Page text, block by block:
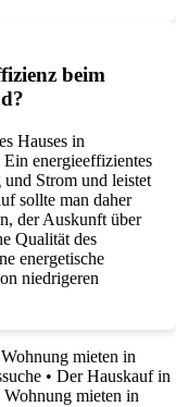
beim
Hauses in
energieeffizientes
Strom und leistet
sollte man daher
der Auskunft über
Qualität des
energetische
niedrigeren
Wohnung mieten in
• Der Hauskauf in
Wohnung mieten in